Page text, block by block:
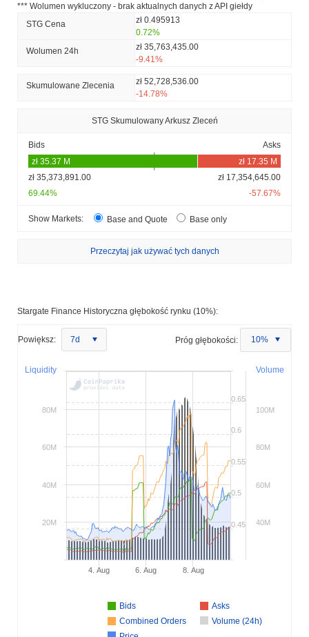
*** Wolumen wykluczony - brak aktualnych danych z API giełdy
STG Cena
zł 0.495913
0.72%
Wolumen 24h
zł 35,763,435.00
-9.41%
Skumulowane Zlecenia
zł 52,728,536.00
-14.78%
STG Skumulowany Arkusz Zleceń
Bids Asks
zł 35,373,891.00
zł 17,354,645.00
69.44%
-57.67%
Show Markets: Base and Quote Base only
Przeczytaj jak używać tych danych
Stargate Finance Historyczna głębokość rynku (10%):
Powiększ: 7d Próg głębokości: 10%
Volume
Liquidity
Bids
Asks
Combined Orders
Volume (24h)
4. Aug 6. Aug 8. Aug
0.45
0.5
0.55
0.6
0.65
40M
60M
80M
100M
20M
40M
60M
80M